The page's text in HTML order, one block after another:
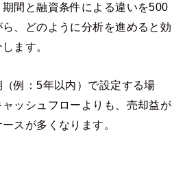
間と融資条件による違いを500
、どのように分析を進めると効
ます。
例：5年以内）で設定する場
ッシュフローよりも、売却益が
スが多くなります。